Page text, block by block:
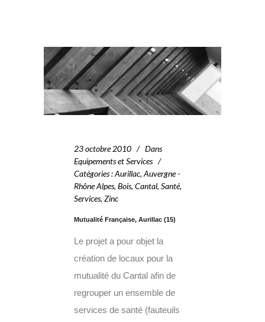
23 octobre 2010
Dans
Equipements et Services
Catégories:Aurillac, Auvergne -
Rhône Alpes, Bois, Cantal, Santé,
Services, Zinc
Mutualité Française, Aurillac (15)
Le projet a pour objet la
création de locaux pour la
mutualité du Cantal afin de
regrouper un ensemble de
services de santé (fauteuils